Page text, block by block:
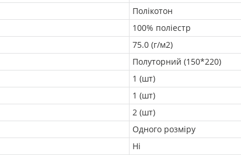
Полікотон
100% поліестр
75.0 (г/м2)
Полуторний (150*220)
1 (шт)
1 (шт)
2 (шт)
Одного розміру
Ні